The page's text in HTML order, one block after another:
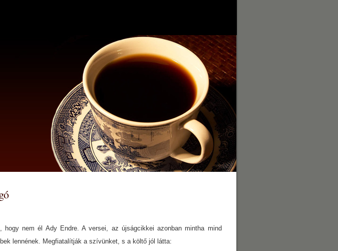
hogy nem él Ady Endre. A versei, az újságcikkei azonban mintha mind
lennének. Megfiatalítják a szívünket, s a költő jól látta: